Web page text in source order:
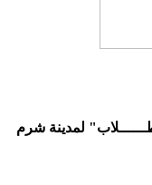
لمدينة شرم